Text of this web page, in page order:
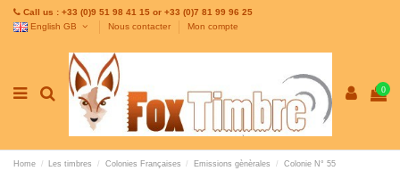
Call us : +33 (0)9 51 98 41 15 or +33 (0)7 81 99 96 25
English GB
Nous contacter Mon compte
0
Home Les timbres Colonies Françaises Emissions gènèrales Colonie N° 55